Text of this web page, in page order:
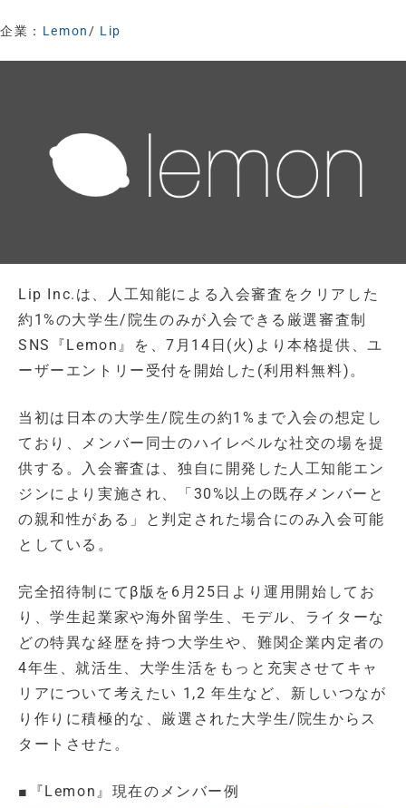
企業： Lemon/ Lip
Lip Inc.は、人工知能による入会審査をクリアした
約1%の大学生/院生のみが入会できる厳選審査制
SNS『Lemon』を、7月14日(火)より本格提供、ユ
ーザーエントリー受付を開始した(利用料無料)。
当初は日本の大学生/院生の約1%まで入会の想定し
ており、メンバー同士のハイレベルな社交の場を提
供する。入会審査は、独自に開発した人工知能エン
ジンにより実施され、「30%以上の既存メンバーと
の親和性がある」と判定された場合にのみ入会可能
としている。
完全招待制にてβ版を6月25日より運用開始してお
り、学生起業家や海外留学生、モデル、ライターな
どの特異な経歴を持つ大学生や、難関企業内定者の
4年生、就活生、大学生活をもっと充実させてキャ
リアについて考えたい 1,2 年生など、新しいつなが
り作りに積極的な、厳選された大学生/院生からス
タートさせた。
■『Lemon』現在のメンバー例